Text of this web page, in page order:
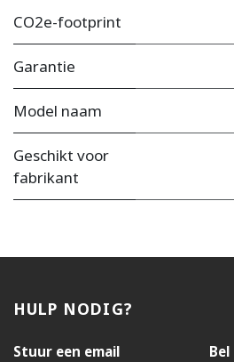
CO2e-footprint
Garantie
Model naam
Geschikt voor
fabrikant
HULP NODIG?
Stuur een email Bel